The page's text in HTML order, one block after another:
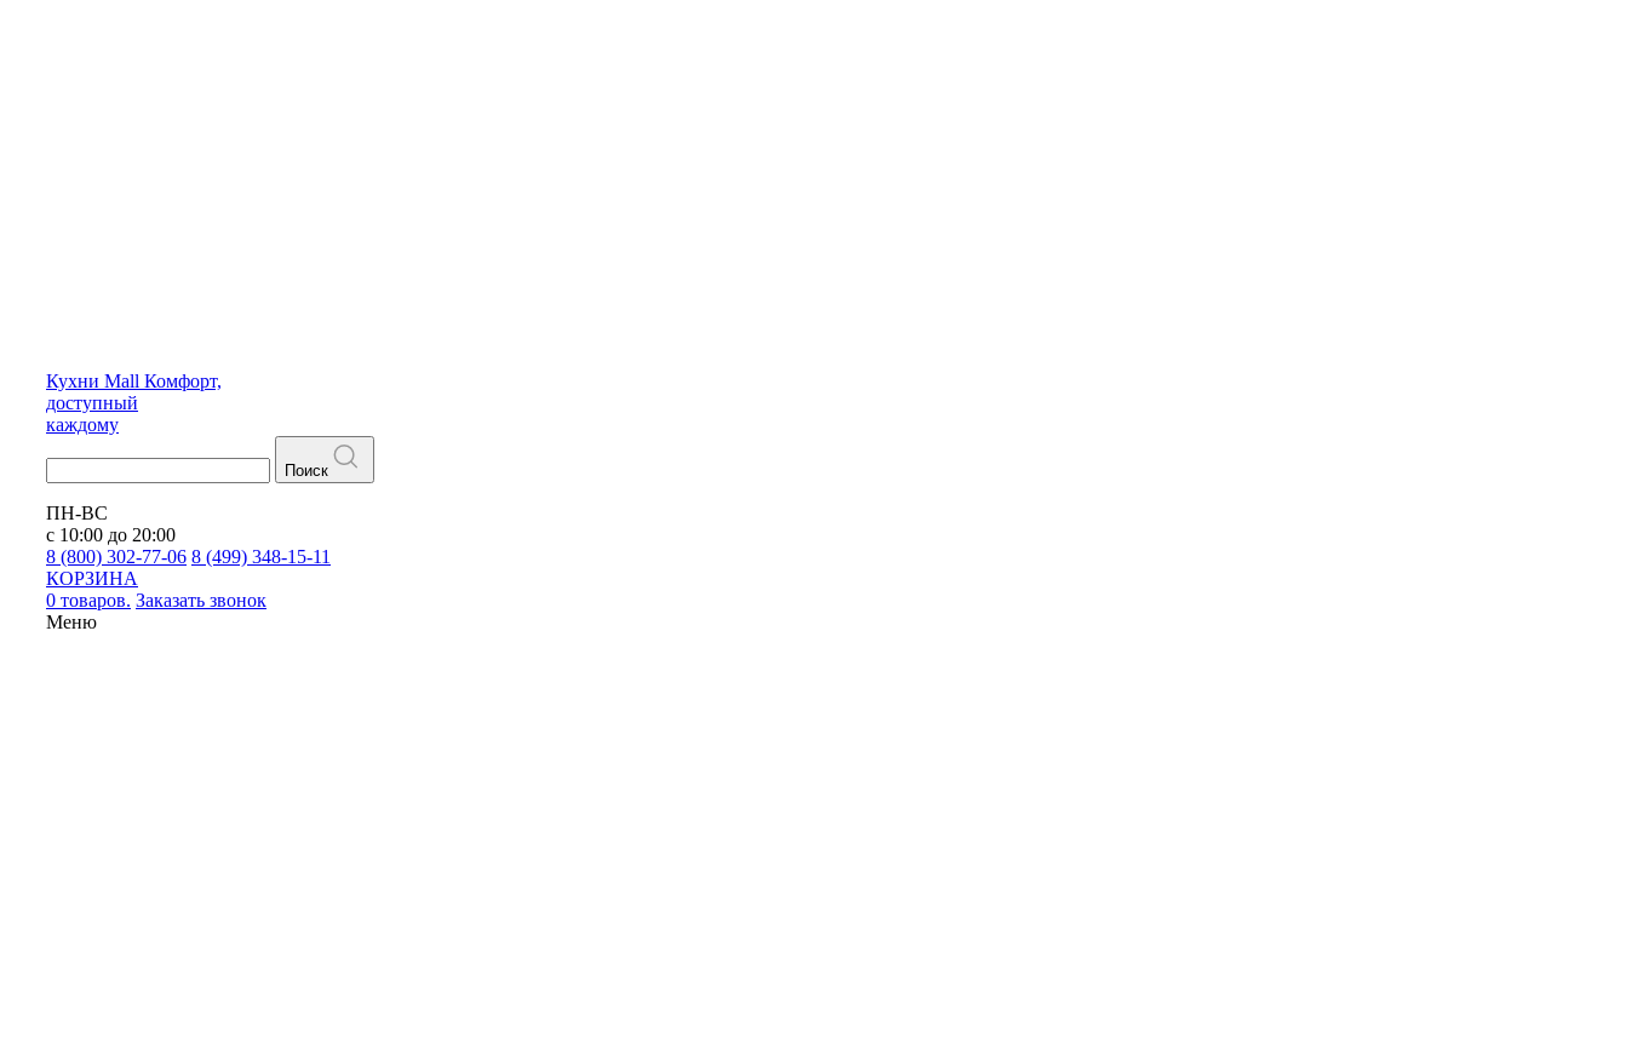
Кухни Mall Комфорт,
доступный
каждому
Поиск
ПН-ВС
с 10:00 до 20:00
8 (800) 302-77-06 8 (499) 348-15-11
КОРЗИНА
0 товаров. Заказать звонок
Меню